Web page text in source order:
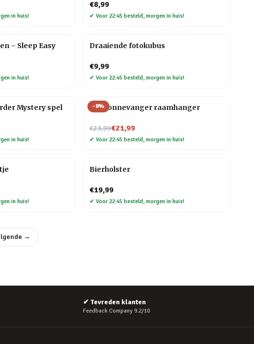
in huis!
€8,99
✔ Voor 22:45 besteld, morgen in huis!
– Sleep Easy
in huis!
Draaiende fotokubus
€9,99
✔ Voor 22:45 besteld, morgen in huis!
Mystery spel
in huis!
-8%
DIY zonnevanger raamhanger
€23,99
Nu voor€21,99
✔ Voor 22:45 besteld, morgen in huis!
in huis!
Bierholster
€19,99
✔ Voor 22:45 besteld, morgen in huis!
→
✔ Tevreden klanten
Feedback Company 9.2/10